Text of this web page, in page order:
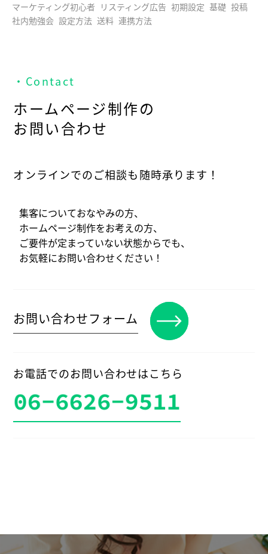
マーケティング初心者 リスティング広告 初期設定 基礎 投稿
社内勉強会 設定方法 送料 連携方法
・Contact
ホームページ制作の
お問い合わせ
オンラインでのご相談も随時承ります！
集客についておなやみの方、
ホームページ制作をお考えの方、
ご要件が定まっていない状態からでも、
お気軽にお問い合わせください！
お問い合わせフォーム
お電話でのお問い合わせはこちら